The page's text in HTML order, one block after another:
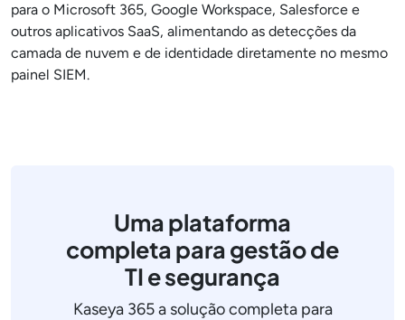
para o Microsoft 365, Google Workspace, Salesforce e
outros aplicativos SaaS, alimentando as detecções da
camada de nuvem e de identidade diretamente no mesmo
painel SIEM.
Uma plataforma
completa para gestão de
TI e segurança
Kaseya 365 a solução completa para